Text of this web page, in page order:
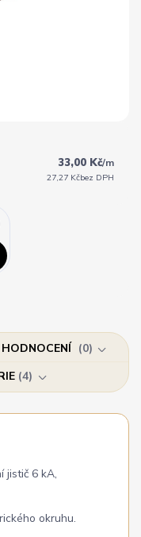
33,00 Kč/m
27,27 Kčbez DPH
HODNOCENÍ
0
4
jistič 6 kA,
okruhu.